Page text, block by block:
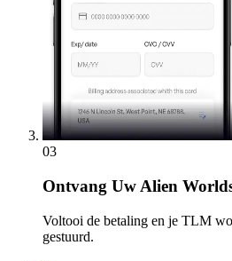
03
Ontvang Uw Alien
Voltooi de betaling en je TLM
gestuurd.